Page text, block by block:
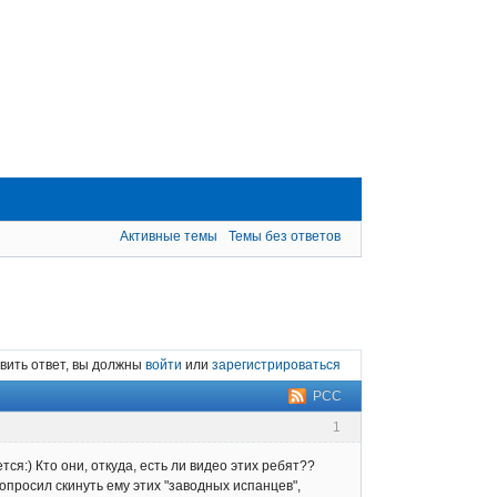
Активные темы Темы без ответов
ответ, вы должны войти или зарегистрироваться
РСС
1
Кто они, откуда, есть ли видео этих ребят??
скинуть ему этих "заводных испанцев",